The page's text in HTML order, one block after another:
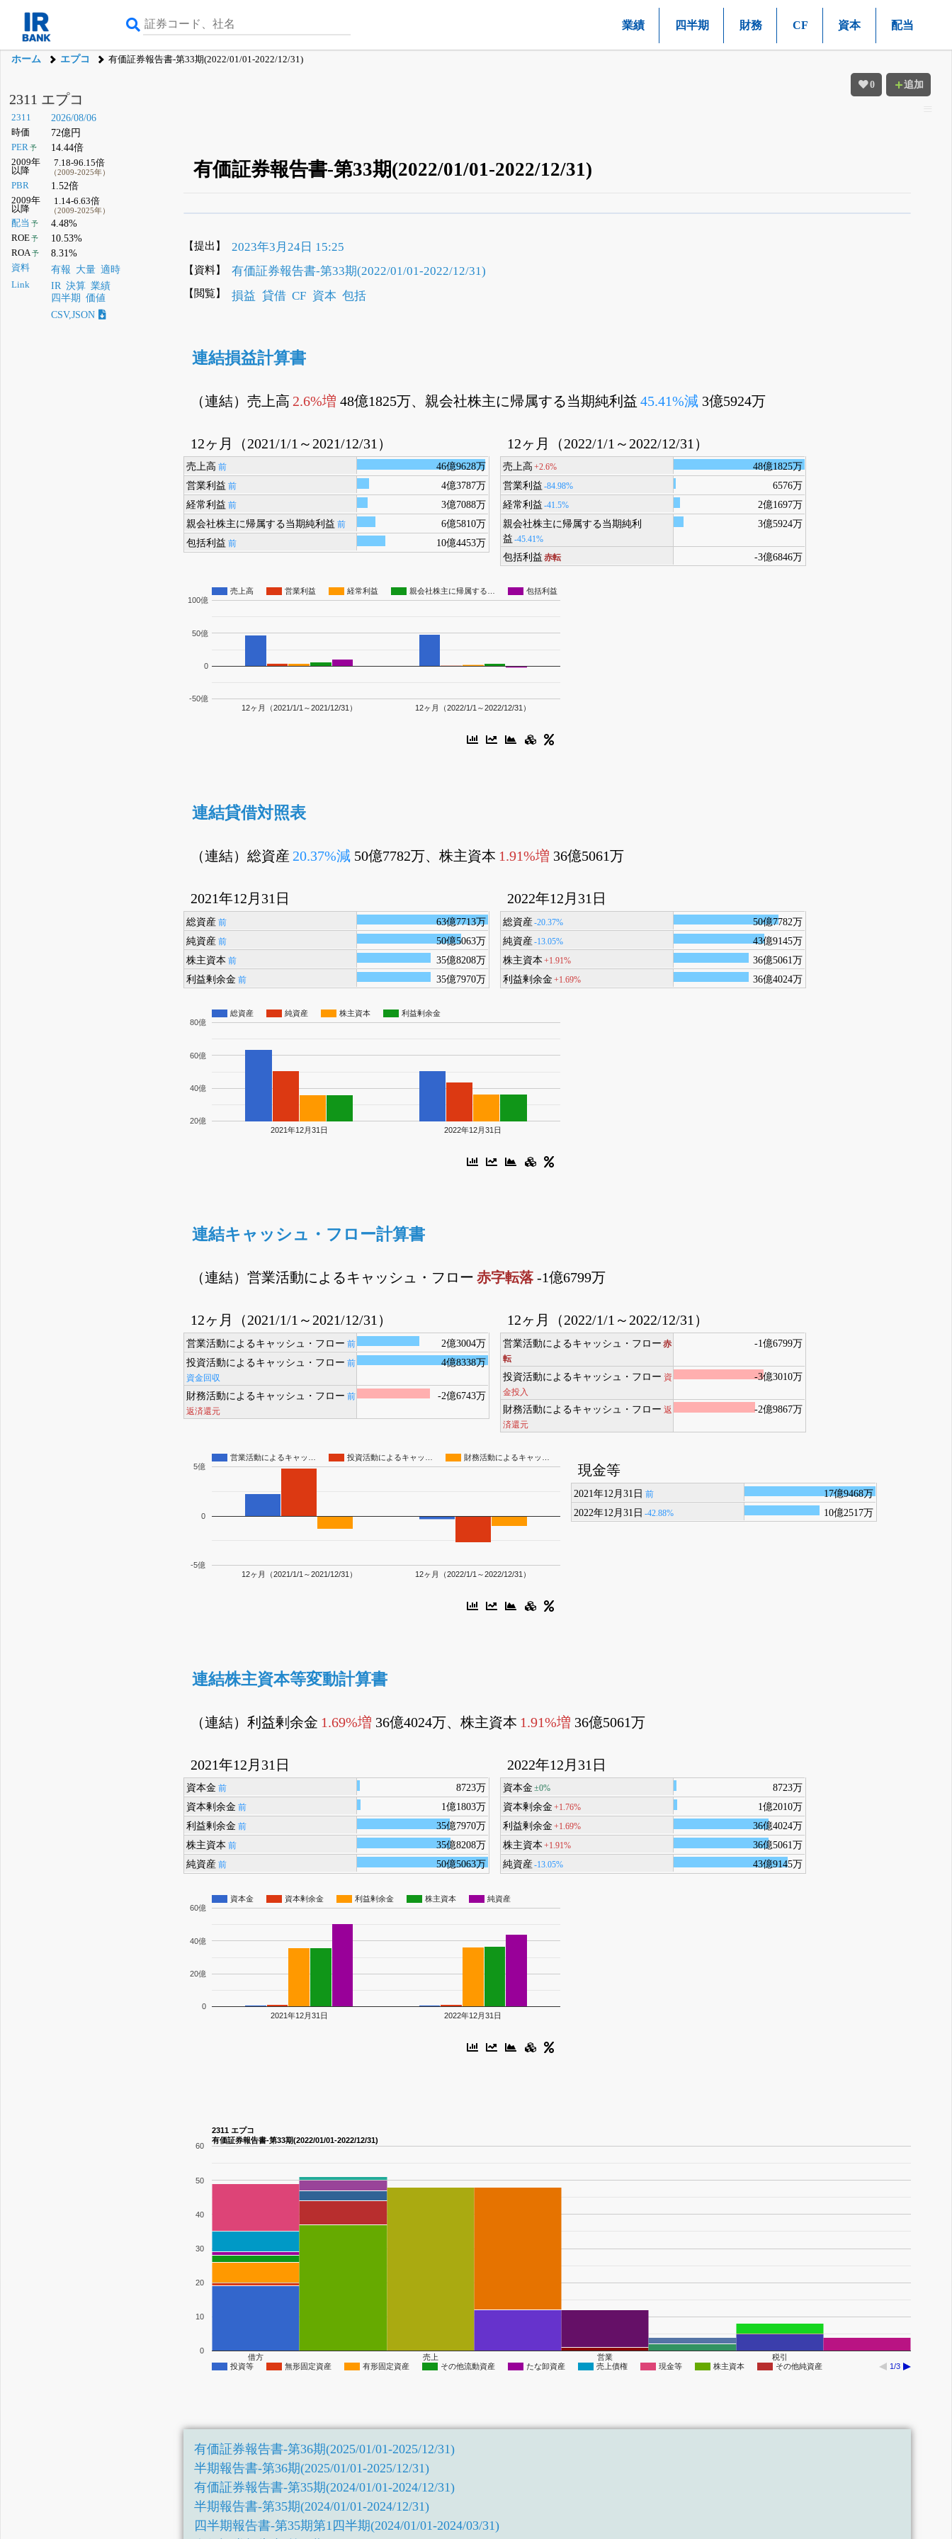
業績 四半期 財務 CF 資本 配当
ホーム エプコ 有価証券報告書-第33期(2022/01/01-2022/12/31)
0 追加
2311 エプコ
2311 2026/08/06
時価 72億円
PER予 14.44倍
2009年
以降
7.18-96.15倍
（2009-2025年）
PBR 1.52倍
2009年
以降
1.14-6.63倍
（2009-2025年）
配当 予 4.48%
ROE予 10.53%
ROA予 8.31%
資料 有報 大量 適時
Link IR 決算 業績
四半期
価値
CSV,JSON
有価証券報告書-第33期(2022/01/01-2022/12/31)
無料でβ版をはじめる
登録すると永久30%OFFと米株版の先行利用も付きます
【提出】 2023年3月24日 15:25
【資料】 有価証券報告書-第33期(2022/01/01-2022/12/31)
【閲覧】 損益 貸借 CF 資本 包括
連結損益計算書
（連結）売上高 2.6%増 48億1825万、親会社株主に帰属する当期純利益 45.41%減 3億5924万
12ヶ月（2021/1/1～2021/12/31）
売上高 前
46億9628万
営業利益 前
4億3787万
経常利益 前
3億7088万
親会社株主に帰属する当期純利益 前
6億5810万
包括利益 前 10億4453万
12ヶ月（2022/1/1～2022/12/31）
売上高 +2.6%
48億1825万
営業利益 -84.98%
6576万
経常利益 -41.5%
2億1697万
親会社株主に帰属する当期純利
益 -45.41%
3億5924万
包括利益 赤転 -3億6846万
売上高 営業利益 経常利益 親会社株主に帰属する… 包括利益
12ヶ月（2021/1/1～2021/12/31） 12ヶ月（2022/1/1～2022/12/31）
-50億
0
50億
100億
連結貸借対照表
（連結）総資産 20.37%減 50億7782万、株主資本 1.91%増 36億5061万
2021年12月31日
総資産 前
63億7713万
純資産 前
50億5063万
株主資本 前
35億8208万
利益剰余金 前 35億7970万
2022年12月31日
総資産-20.37%
50億7782万
純資産-13.05%
43億9145万
株主資本 +1.91%
36億5061万
利益剰余金 +1.69% 36億4024万
総資産 純資産 株主資本 利益剰余金
2021年12月31日 2022年12月31日
20億
40億
60億
80億
連結キャッシュ・フロー計算書
（連結）営業活動によるキャッシュ・フロー 赤字転落 -1億6799万
12ヶ月（2021/1/1～2021/12/31）
営業活動によるキャッシュ・フロー 前
2億3004万
投資活動によるキャッシュ・フロー 前
資金回収
4億8338万
財務活動によるキャッシュ・フロー 前
返済還元
-2億6743万
12ヶ月（2022/1/1～2022/12/31）
営業活動によるキャッシュ・フロー 赤
転
-1億6799万
投資活動によるキャッシュ・フロー 資
金投入
-3億3010万
財務活動によるキャッシュ・フロー 返
済還元
-2億9867万
営業活動によるキャッ… 投資活動によるキャッ… 財務活動によるキャッ…
12ヶ月（2021/1/1～2021/12/31） 12ヶ月（2022/1/1～2022/12/31）
-5億
0
5億 現金等
2021年12月31日 前
17億9468万
2022年12月31日 -42.88% 10億2517万
連結株主資本等変動計算書
（連結）利益剰余金 1.69%増 36億4024万、株主資本 1.91%増 36億5061万
2021年12月31日
資本金 前
8723万
資本剰余金 前
1億1803万
利益剰余金 前
35億7970万
株主資本 前
35億8208万
純資産 前 50億5063万
2022年12月31日
資本金 ±0%
8723万
資本剰余金 +1.76%
1億2010万
利益剰余金 +1.69%
36億4024万
株主資本 +1.91%
36億5061万
純資産-13.05% 43億9145万
資本金 資本剰余金 利益剰余金 株主資本 純資産
2021年12月31日 2022年12月31日
0
20億
40億
60億
2311 エプコ
有価証券報告書-第33期(2022/01/01-2022/12/31)
投資等 無形固定資産 有形固定資産 その他流動資産 たな卸資産 売上債権 現金等 株主資本 その他純資産 1/3
借方 売上 営業 税引
0
10
20
30
40
50
60
有価証券報告書-第36期(2025/01/01-2025/12/31)
半期報告書-第36期(2025/01/01-2025/12/31)
有価証券報告書-第35期(2024/01/01-2024/12/31)
半期報告書-第35期(2024/01/01-2024/12/31)
四半期報告書-第35期第1四半期(2024/01/01-2024/03/31)